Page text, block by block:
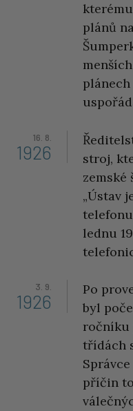
plánů
16. 8.
1926
stroj,
zemské
„Ústav
lednu
3. 9.
1926
Po
byl
ročníku
třídách
příčin